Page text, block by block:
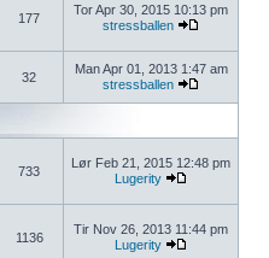
177
Tor Apr 30, 2015 10:13 pm
stressballen
32
Man Apr 01, 2013 1:47 am
stressballen
733
Lør Feb 21, 2015 12:48 pm
Lugerity
1136
Tir Nov 26, 2013 11:44 pm
Lugerity